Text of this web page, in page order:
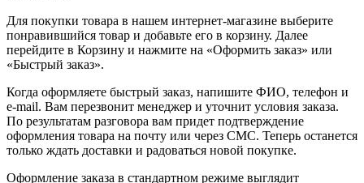
Для покупки товара в нашем интернет-магазине выберите
понравившийся товар и добавьте его в корзину. Далее
перейдите в Корзину и нажмите на «Оформить заказ» или
«Быстрый заказ».
Когда оформляете быстрый заказ, напишите ФИО, телефон и
e-mail. Вам перезвонит менеджер и уточнит условия заказа.
По результатам разговора вам придет подтверждение
оформления товара на почту или через СМС. Теперь останется
только ждать доставки и радоваться новой покупке.
Оформление заказа в стандартном режиме выглядит